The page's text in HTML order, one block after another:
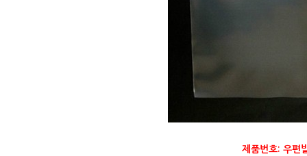
제품번호: 우편